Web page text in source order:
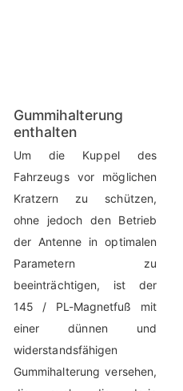
Gummihalterung
enthalten
Um die Kuppel des
Fahrzeugs vor möglichen
Kratzern zu schützen,
ohne jedoch den Betrieb
der Antenne in optimalen
Parametern zu
beeinträchtigen, ist der
145 / PL-Magnetfuß mit
einer dünnen und
widerstandsfähigen
Gummihalterung versehen,